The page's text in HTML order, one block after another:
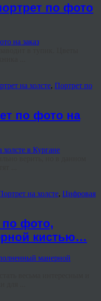
по фото
на холсте, Портрет по
по фото на
на холсте, Цифровая
фото,
кистью…